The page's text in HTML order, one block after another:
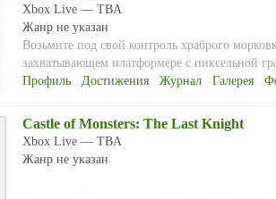
Xbox Live — TBA
Жанр не указан
Возьмите под свой контроль храброго
захватывающем платформере с пиксельной
Профиль
Достижения Журнал Галерея
Castle of Monsters: The Last Knight
Xbox Live — TBA
Жанр не указан